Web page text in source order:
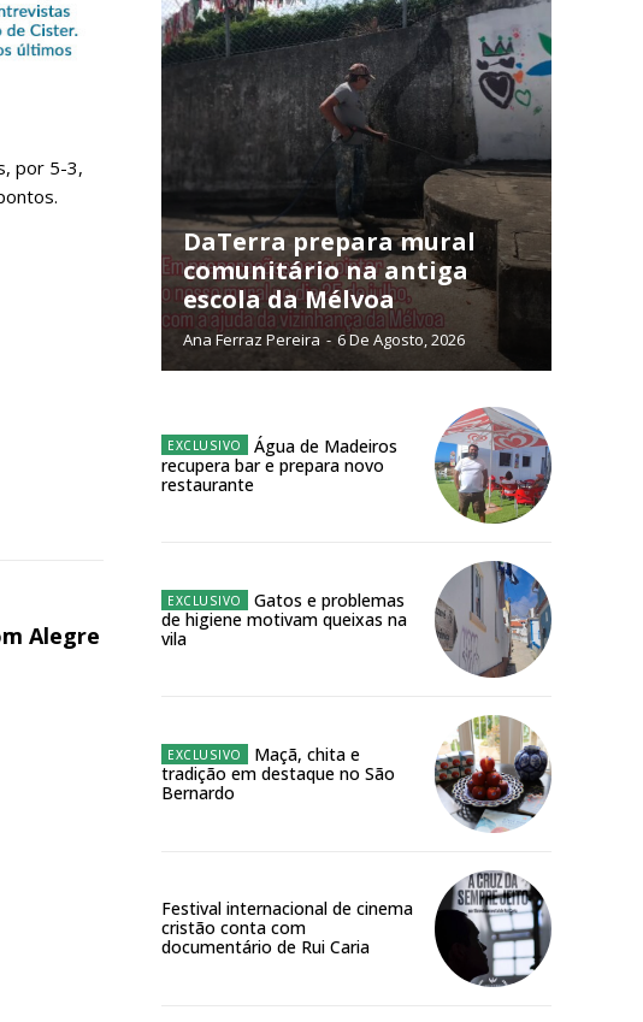
serviço público!
digitais.
ASSINATURA
DIGITAL ANUAL
aos conteúdos Exclusivos para
por 5-3,
Alegre
DaTerra prepara mural
comunitário na antiga
escola da Mélvoa
Ana Ferraz Pereira - 6 De Agosto, 2026
Água de Madeiros
recupera bar e prepara novo
restaurante
Gatos e problemas
de higiene motivam queixas na
vila
Maçã, chita e
tradição em destaque no São
Bernardo
Festival internacional de cinema
cristão conta com
documentário de Rui Caria